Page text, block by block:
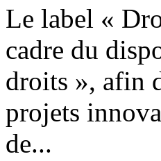
Le label «
cadre du
droits », afin
projets
de...